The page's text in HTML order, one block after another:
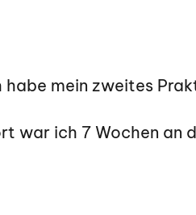
habe mein zweites
war ich 7 Wochen an